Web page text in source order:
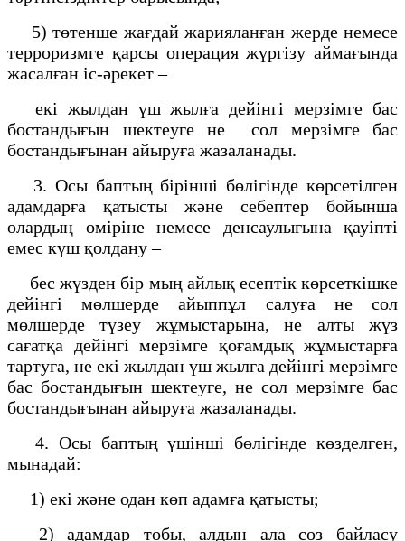
5) төтенше жағдай жарияланған жерде немесе
терроризмге қарсы операция жүргізу аймағында
жасалған іс-әрекет –
екі жылдан үш жылға дейінгі мерзімге бас
бостандығын шектеуге не сол мерзімге бас
бостандығынан айыруға жазаланады.
3. Осы баптың бірінші бөлігінде көрсетілген
адамдарға қатысты және себептер бойынша
олардың өміріне немесе денсаулығына қауіпті
емес күш қолдану –
бес жүзден бір мың айлық есептік көрсеткішке
дейінгі мөлшерде айыппұл салуға не сол
мөлшерде түзеу жұмыстарына, не алты жүз
сағатқа дейінгі мерзімге қоғамдық жұмыстарға
тартуға, не екі жылдан үш жылға дейінгі мерзімге
бас бостандығын шектеуге, не сол мерзімге бас
бостандығынан айыруға жазаланады.
4. Осы баптың үшінші бөлігінде көзделген,
мынадай:
1) екі және одан көп адамға қатысты;
2) адамдар тобы, алдын ала сөз байласу